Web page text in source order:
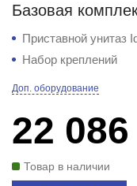
Базовая
Приставной унитаз
Набор креплений
Доп. оборудование
22 086
Товар в наличии